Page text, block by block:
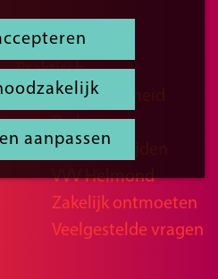
aanpassen
Inspiratie
Praktisch
Bereikbaarheid
Parkeren
Openingstijden
VVV Helmond
Zakelijk ontmoeten
Veelgestelde vragen